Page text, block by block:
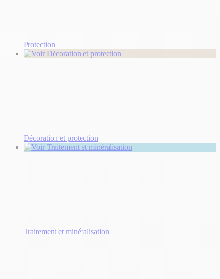
Protection
Décoration et protection
Traitement et minéralisation